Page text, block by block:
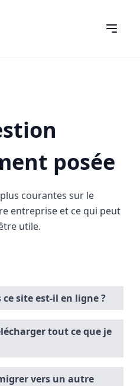
posée
courantes sur le
entreprise et ce qui peut
utile.
site est-il en ligne ?
tout ce que je
vers un autre